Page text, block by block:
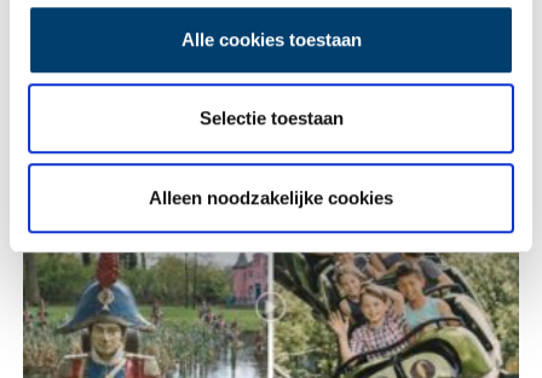
Alle cookies toestaan
Selectie toestaan
Alleen noodzakelijke cookies